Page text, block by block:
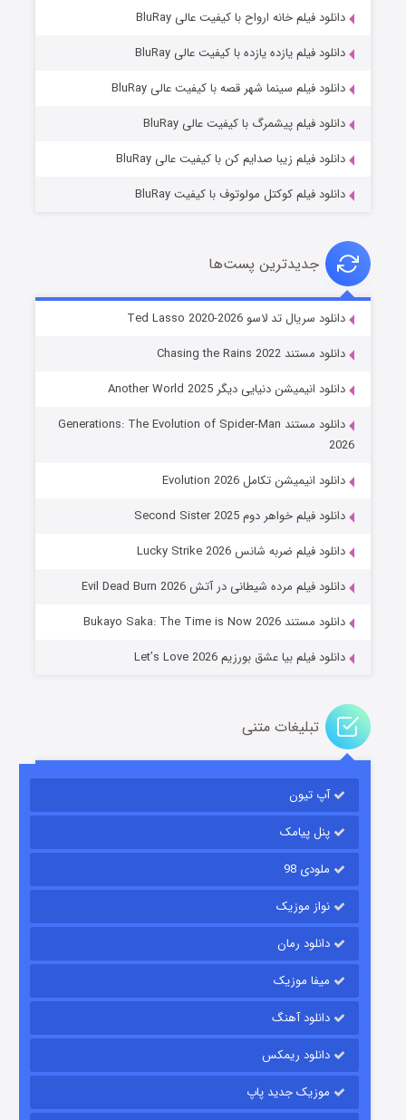
خاندان اژدها فصل ۳
جادوگری در مغولستان
باب اسفنجی فصل ۱۷
قسمت۶ (زیرنویس) منتشر شد
قسمت۱۵ (دوبله) منتشر شد
دانلود فیلم خانه ارواح با کیفیت عالی BluRay
دانلود فیلم یازده یازده با کیفیت عالی BluRay
دانلود فیلم سینما شهر قصه با کیفیت عالی BluRay
دانلود فیلم پیشمرگ با کیفیت عالی BluRay
دانلود فیلم زیبا صدایم کن با کیفیت عالی BluRay
دانلود فیلم کوکتل مولوتوف با کیفیت BluRay
جدیدترین پست‌ها
دانلود سریال تد لاسو Ted Lasso 2020-2026
دانلود مستند Chasing the Rains 2022
دانلود انیمیشن دنیایی دیگر Another World 2025
دانلود مستند Generations: The Evolution of Spider-Man
2026
دانلود انیمیشن تکامل Evolution 2026
دانلود فیلم خواهر دوم Second Sister 2025
دانلود فیلم ضربه شانس Lucky Strike 2026
دانلود فیلم مرده شیطانی در آتش Evil Dead Burn 2026
دانلود مستند Bukayo Saka: The Time is Now 2026
دانلود فیلم بیا عشق بورزیم Let’s Love 2026
تبلیغات متنی
آپ تیون
پنل پیامک
ملودی 98
نواز موزیک
دانلود رمان
میفا موزیک
دانلود آهنگ
دانلود ریمکس
موزیک جدید پاپ